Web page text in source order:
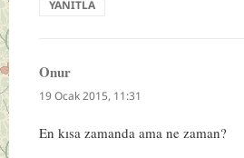
YANITLA
Onurdedi
ki:
19 Ocak 2015, 11:31
En kısa zamanda ama ne zaman?